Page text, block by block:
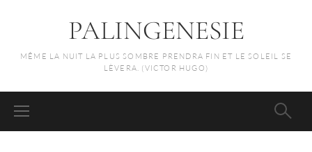
PALINGENESIE
MÊME LA NUIT LA PLUS SOMBRE PRENDRA FIN ET LE SOLEIL SE
LÈVERA. (VICTOR HUGO)